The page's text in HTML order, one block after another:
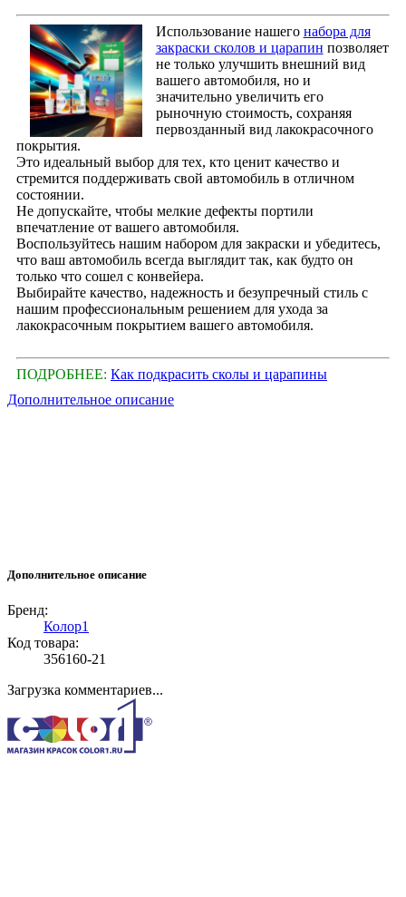
Использование нашего набора для
закраски сколов и царапин позволяет
не только улучшить внешний вид
вашего автомобиля, но и
значительно увеличить его
рыночную стоимость, сохраняя
первозданный вид лакокрасочного
покрытия.
Это идеальный выбор для тех, кто ценит качество и
стремится поддерживать свой автомобиль в отличном
состоянии.
Не допускайте, чтобы мелкие дефекты портили
впечатление от вашего автомобиля.
Воспользуйтесь нашим набором для закраски и убедитесь,
что ваш автомобиль всегда выглядит так, как будто он
только что сошел с конвейера.
Выбирайте качество, надежность и безупречный стиль с
нашим профессиональным решением для ухода за
лакокрасочным покрытием вашего автомобиля.
ПОДРОБНЕЕ: Как подкрасить сколы и царапины
Дополнительное описание
Дополнительное описание
Бренд:
Колор1
Код товара:
356160-21
Загрузка комментариев...